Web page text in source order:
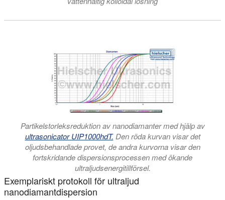
Partikelstorleksreduktion av nanodiamanter med hjälp av
ultrasonicator UIP1000hdT.Den röda kurvan visar det
oljudsbehandlade provet, de andra kurvorna visar den
fortskridande dispersionsprocessen med ökande
ultraljudsenergitillförsel.
Exemplariskt protokoll för ultraljud
nanodiamantdispersion